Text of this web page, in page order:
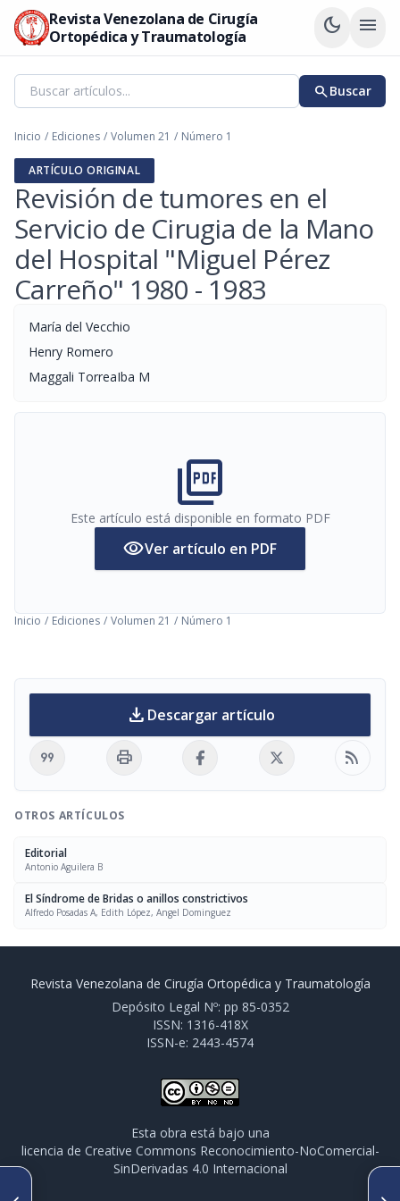
Revista Venezolana de Cirugía
Ortopédica y Traumatología
dark_mode menu
searchBuscar
Inicio / Ediciones / Volumen 21 / Número 1
ARTÍCULO ORIGINAL
Revisión de tumores en el
Servicio de Cirugia de la Mano
del Hospital "Miguel Pérez
Carreño" 1980 - 1983
María del Vecchio
Henry Romero
Maggali TorreaIba M
picture_as_pdf
Este artículo está disponible en formato PDF
visibilityVer artículo en PDF
Inicio / Ediciones / Volumen 21 / Número 1
download Descargar artículo
format_quote print rss_feed
OTROS ARTÍCULOS
Editorial
Antonio Aguilera B
El Síndrome de Bridas o anillos constrictivos
Alfredo Posadas A, Edith López, Angel Dominguez
Revista Venezolana de Cirugía Ortopédica y Traumatología
Depósito Legal Nº: pp 85-0352
ISSN: 1316-418X
ISSN-e: 2443-4574
Esta obra está bajo una
licencia de Creative Commons Reconocimiento-NoComercial-
SinDerivadas 4.0 Internacional